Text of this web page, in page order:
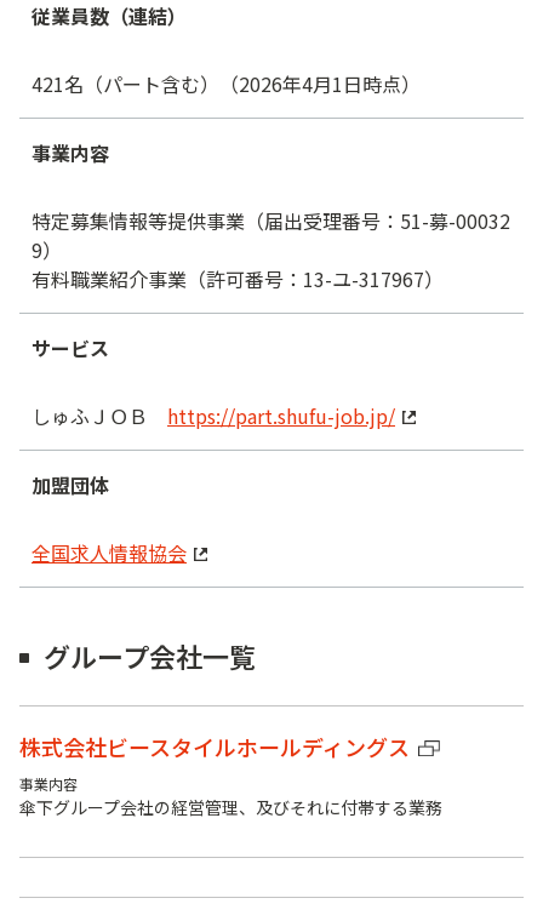
従業員数（連結）
421名（パート含む）（2026年4月1日時点）
事業内容
特定募集情報等提供事業（届出受理番号：51-募-00032
9）
有料職業紹介事業（許可番号：13-ユ-317967）
サービス
しゅふＪＯＢ https://part.shufu-job.jp/
加盟団体
全国求人情報協会
グループ会社一覧
株式会社ビースタイルホールディングス
事業内容
傘下グループ会社の経営管理、及びそれに付帯する業務